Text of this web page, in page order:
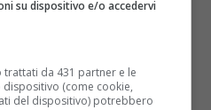
già avuto modo di
quando in occasione
in paese anche
su dispositivo e/o accedervi
da 431 partner e le
(come cookie,
del dispositivo) potrebbero